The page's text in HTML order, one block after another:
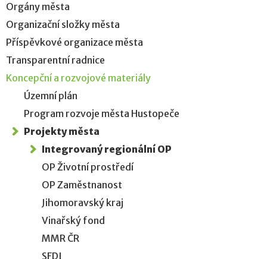
Orgány města
Organizační složky města
Příspěvkové organizace města
Transparentní radnice
Koncepční a rozvojové materiály
Územní plán
Program rozvoje města Hustopeče
Projekty města
Integrovaný regionální OP
OP Životní prostředí
OP Zaměstnanost
Jihomoravský kraj
Vinařský fond
MMR ČR
SFDI